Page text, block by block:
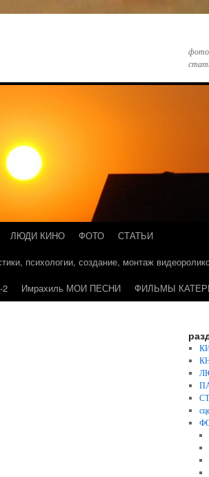
ЛЮДИ КИНО ФОТО
СТАТЬИ
психологии, создание, монтаж
2 Имрахиль МОИ ПЕСНИ ФИЛЬМЫ